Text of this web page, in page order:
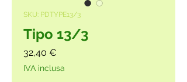
SKU: PDTYPE13/3
Tipo 13/3
32,40 €
IVA inclusa